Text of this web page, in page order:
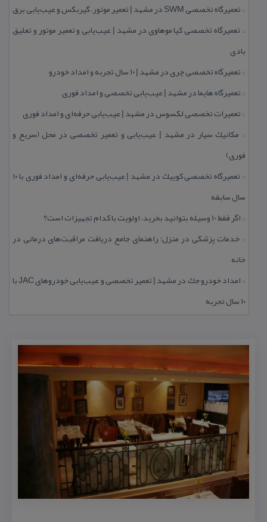
:: تعمیرگاه تخصصی SWM در مشهد | تعمیر موتور، گیربكس و عیب‌یابی برق
:: تعمیرگاه تخصصی كیا موهاوی در مشهد | عیب‌یابی و تعمیر موتور و تعلیق
بادی
:: تعمیرگاه تخصصی چری در مشهد | ۱۰ سال تجربه و امداد خودرو
:: تعمیرگاه هایما در مشهد | عیب‌یابی تخصصی و امداد فوری
:: تعمیرات تخصصی لكسوس در مشهد | عیب‌یابی حرفه‌ای و امداد فوری
:: مكانیك سیار در مشهد | عیب‌یابی و تعمیر تخصصی در محل (سریع و
فوری)
::
تعمیرگاه تخصصی كوییك در مشهد | عیب‌یابی حرفه‌ای و امداد فوری با ۱۰
سال سابقه
:: اگر فقط 10 وسیله بتوانید بخرید، اولویت با كدام تجهیزات است؟
:: خدمات پزشكی در منزل؛ راهنمای جامع دریافت مراقبت‌های درمانی در
خانه
::
امداد خودرو جك در مشهد | تعمیر تخصصی و عیب‌یابی خودروهای JAC با
۱۰ سال تجربه